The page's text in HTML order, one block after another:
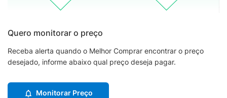
Quero monitorar o preço
Receba alerta quando o Melhor Comprar encontrar o preço
desejado, informe abaixo qual preço deseja pagar.
Monitorar Preço